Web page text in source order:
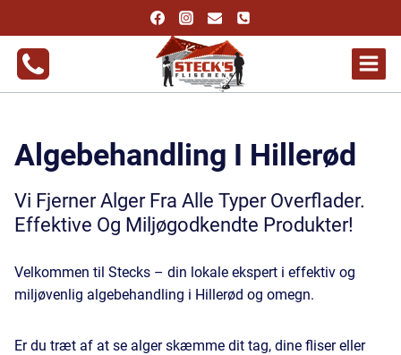
til
indhold
Algebehandling I Hillerød
Vi Fjerner Alger Fra Alle Typer Overflader.
Effektive Og Miljøgodkendte Produkter!
Velkommen til Stecks – din lokale ekspert i effektiv og
miljøvenlig algebehandling i Hillerød og omegn.
Er du træt af at se alger skæmme dit tag, dine fliser eller